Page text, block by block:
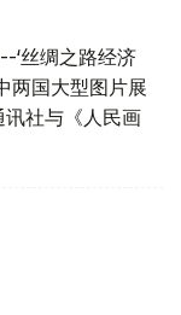
‘丝绸之路经济
两国大型图片展
社与《人民画